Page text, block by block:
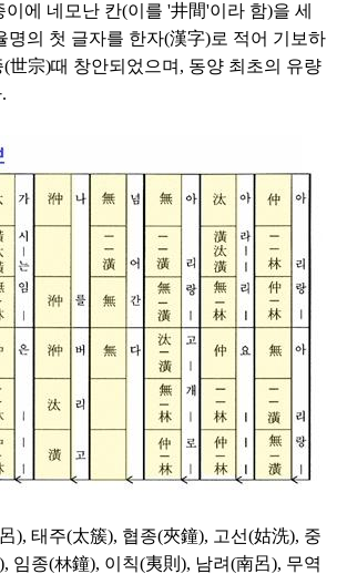
에 네모난 칸(이를 '井間'이라 함)을 세
명의 첫 글자를 한자(漢字)로 적어 기보하
世宗)때 창안되었으며, 동양 최초의 유량
), 태주(太簇), 협종(夾鐘), 고선(姑洗), 중
임종(林鐘), 이칙(夷則), 남려(南呂), 무역